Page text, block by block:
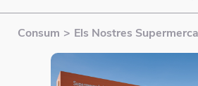
Consum > Els Nostres